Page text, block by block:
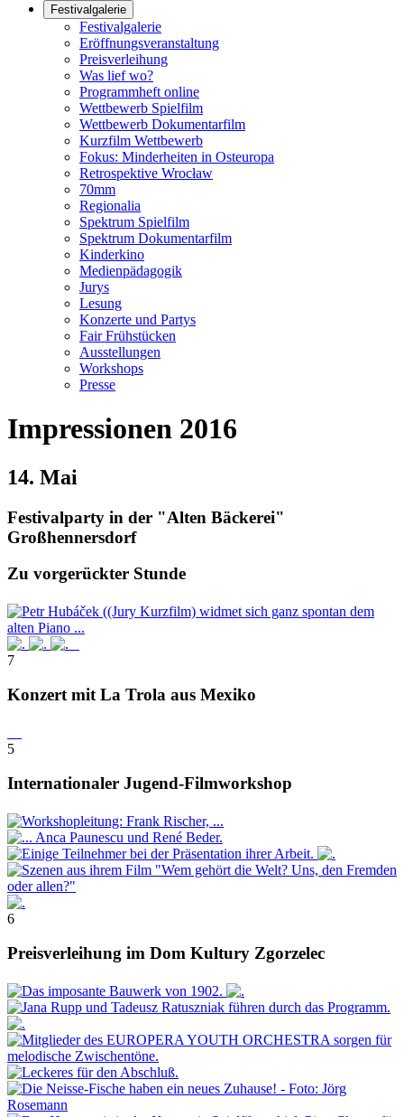
Festivalgalerie
Festivalgalerie
Eröffnungsveranstaltung
Preisverleihung
Was lief wo?
Programmheft online
Wettbewerb Spielfilm
Wettbewerb Dokumentarfilm
Kurzfilm Wettbewerb
Fokus: Minderheiten in Osteuropa
Retrospektive Wrocław
70mm
Regionalia
Spektrum Spielfilm
Spektrum Dokumentarfilm
Kinderkino
Medienpädagogik
Jurys
Lesung
Konzerte und Partys
Fair Frühstücken
Ausstellungen
Workshops
Presse
Impressionen 2016
14. Mai
Festivalparty in der "Alten Bäckerei"
Großhennersdorf
Zu vorgerückter Stunde
7
Konzert mit La Trola aus Mexiko
5
Internationaler Jugend-Filmworkshop
6
Preisverleihung im Dom Kultury Zgorzelec